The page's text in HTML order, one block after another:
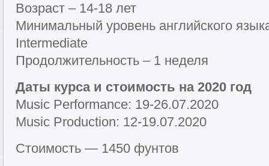
Возраст – 14-18 лет
Минимальный уровень английского
Intermediate
Продолжительность – 1 неделя
Даты курса и стоимость на 2020 год
Music Performance: 19-26.07.2020
Music Production: 12-19.07.2020
Стоимость — 1450 фунтов